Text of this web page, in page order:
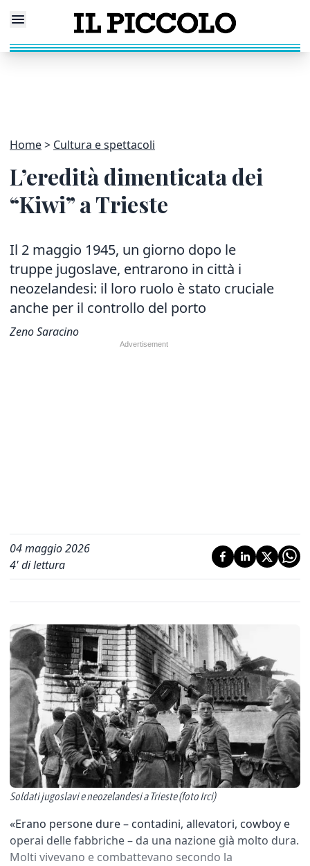
Home Cultura e spettacoli
L’eredità dimenticata dei
“Kiwi” a Trieste
Il 2 maggio 1945, un giorno dopo le
truppe jugoslave, entrarono in città i
neozelandesi: il loro ruolo è stato cruciale
anche per il controllo del porto
Zeno Saracino
04 maggio 2026
4' di lettura
Soldati jugoslavi e neozelandesi a Trieste (foto Irci)
«Erano persone dure – contadini, allevatori, cowboy e
operai delle fabbriche – da una nazione già molto dura.
Molti vivevano e combattevano secondo la